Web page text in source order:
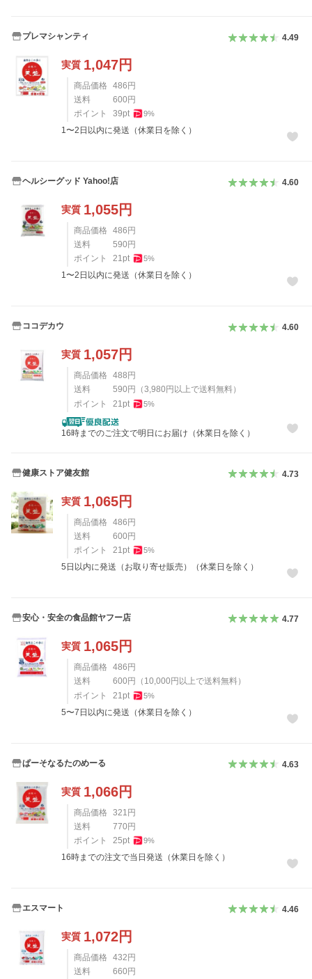
プレマシャンティ 4.49
実質 1,047円
商品価格 486 円
送料
600 円
ポイント
39pt 9%
1〜2日以内に発送（休業日を除く）
ヘルシーグッド Yahoo!店 4.60
実質 1,055円
商品価格 486 円
送料
590 円
ポイント
21pt 5%
1〜2日以内に発送（休業日を除く）
ココデカウ 4.60
実質 1,057円
商品価格 488 円
送料
590 円 （3,980 円以上で送料無料）
ポイント
21pt 5%
16時までのご注文で明日にお届け（休業日を除く）
健康ストア健友館 4.73
実質 1,065円
商品価格 486円
送料
600円
ポイント
21 pt 5%
5日以内に発送（お取り寄せ販売）（休業日を除く）
安心・安全の食品館ヤフー店 4.77
実質 1,065円
商品価格 486円
送料
600円 （ 10,000円以上で送料無料）
ポイント
21 pt 5%
5〜7日以内に発送（休業日を除く）
ぱーそなるたのめーる 4.63
実質 1,066円
商品価格 321 円
送料
770円
ポイント
25pt 9%
16時までの注文で当日発送（休業日を除く）
エスマート 4.46
実質 1,072円
商品価格 432円
送料
660円